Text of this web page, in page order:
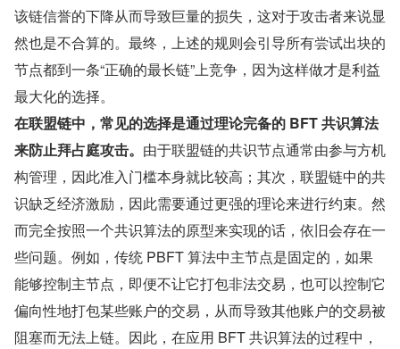
该链信誉的下降从而导致巨量的损失，这对于攻击者来说显
然也是不合算的。最终，上述的规则会引导所有尝试出块的
节点都到一条“正确的最长链”上竞争，因为这样做才是利益
最大化的选择。
在联盟链中，常见的选择是通过理论完备的 BFT 共识算法
来防止拜占庭攻击。 由于联盟链的共识节点通常由参与方机
构管理，因此准入门槛本身就比较高；其次，联盟链中的共
识缺乏经济激励，因此需要通过更强的理论来进行约束。然
而完全按照一个共识算法的原型来实现的话，依旧会存在一
些问题。例如，传统 PBFT 算法中主节点是固定的，如果
能够控制主节点，即便不让它打包非法交易，也可以控制它
偏向性地打包某些账户的交易，从而导致其他账户的交易被
阻塞而无法上链。因此，在应用 BFT 共识算法的过程中，